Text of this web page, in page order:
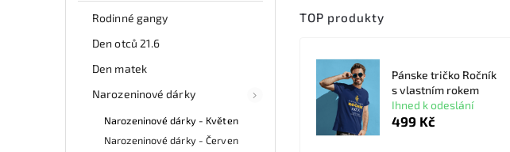
Rodinné gangy
Den otců 21.6
Den matek
Narozeninové dárky
Narozeninové dárky - Květen
Narozeninové dárky - Červen
TOP produkty
Pánske tričko Ročník
s vlastním rokem
Ihned k odeslání
499 Kč